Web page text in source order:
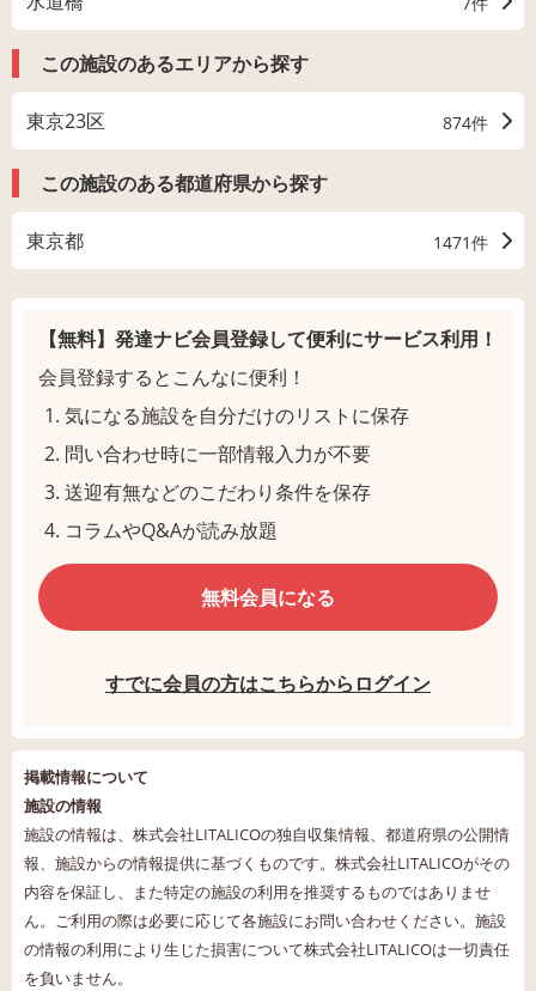
この施設のあるエリアから探す
東京23区 874件
この施設のある都道府県から探す
東京都 1471件
【無料】発達ナビ会員登録して便利にサービス利用！
会員登録するとこんなに便利！
気になる施設を自分だけのリストに保存
問い合わせ時に一部情報入力が不要
送迎有無などのこだわり条件を保存
コラムやQ&Aが読み放題
無料会員になる
すでに会員の方はこちらからログイン
掲載情報について
施設の情報
施設の情報は、株式会社LITALICOの独自収集情報、都道府県の公開情
報、施設からの情報提供に基づくものです。株式会社LITALICOがその
内容を保証し、また特定の施設の利用を推奨するものではありませ
ん。ご利用の際は必要に応じて各施設にお問い合わせください。施設
の情報の利用により生じた損害について株式会社LITALICOは一切責任
を負いません。